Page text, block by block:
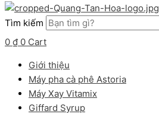
Tìm kiếm
0 ₫ 0 Cart
Giới thiệu
Máy pha cà phê Astoria
Máy Xay Vitamix
Giffard Syrup